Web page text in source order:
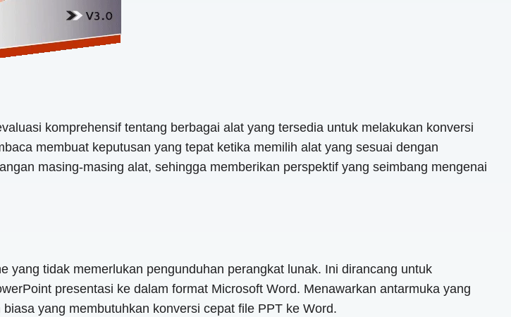
komprehensif tentang berbagai alat yang tersedia untuk melakukan konversi
membuat keputusan yang tepat ketika memilih alat yang sesuai dengan
masing-masing alat, sehingga memberikan perspektif yang seimbang mengenai
tidak memerlukan pengunduhan perangkat lunak. Ini dirancang untuk
presentasi ke dalam format Microsoft Word. Menawarkan antarmuka yang
yang membutuhkan konversi cepat file PPT ke Word.